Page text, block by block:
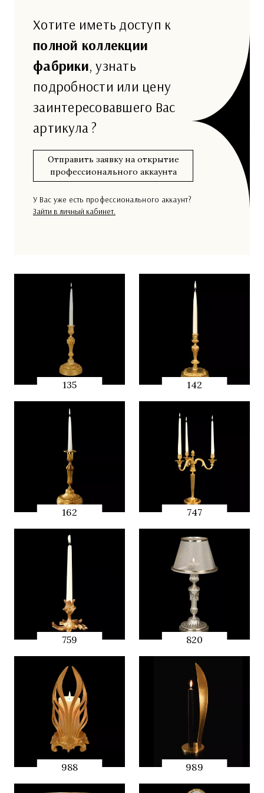
135
QUICK
PREVIEW
142
QUICK
PREVIEW
162
QUICK
PREVIEW
747
QUICK
PREVIEW
759
QUICK
PREVIEW
820
QUICK
PREVIEW
988
QUICK
989
QUICK
Хотите иметь доступ к
полной коллекции
фабрики, узнать
подробности или цену
заинтересовавшего Вас
артикула ?
Отправить заявку на открытие
профессионального аккаунта
У Вас уже есть профессионального аккаунт?
Зайти в личный кабинет.